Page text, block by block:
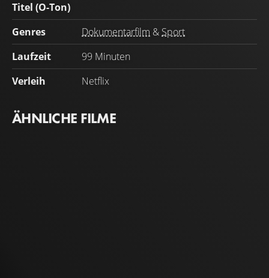
Titel (O-Ton)
Genres Dokumentarfilm & Sport
Laufzeit
99 Minuten
Verleih
Netflix
ÄHNLICHE FILME